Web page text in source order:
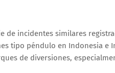
de incidentes similares
tipo péndulo en Indonesia e
de diversiones,